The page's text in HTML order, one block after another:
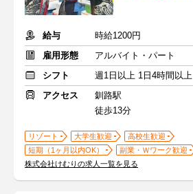
給与
時給1200円
雇用形態
アルバイト・パート
シフト
週1日以上 1日4時間以上
アクセス
釧路駅
徒歩13分
リゾート 大学生歓迎
高校生歓迎
短期（1ヶ月以内OK）
副業・Ｗワーク歓迎
株式会社けむりの求人一覧を見る